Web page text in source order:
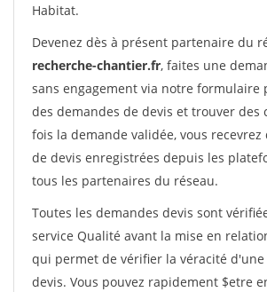
Habitat.
Devenez dès à présent partenaire du
recherche-chantier.fr, faites une
sans engagement via notre formulaire
des demandes de devis et trouver des
fois la demande validée, vous recevrez
de devis enregistrées depuis les
tous les partenaires du réseau.
Toutes les demandes devis sont
service Qualité avant la mise en
qui permet de vérifier la véracité
devis. Vous pouvez rapidement $etre